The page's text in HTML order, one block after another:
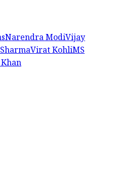
Narendra ModiVijay
Virat KohliMS